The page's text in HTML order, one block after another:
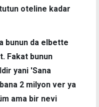
oteline kadar
bunun da elbette
Fakat bunun
yani 'Sana
2 milyon ver ya
ama bir nevi